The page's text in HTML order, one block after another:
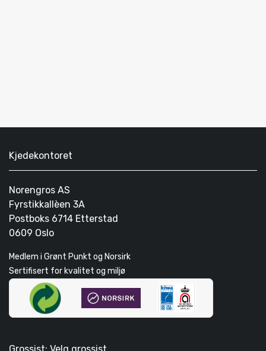
Kjedekontoret
Norengros AS
Fyrstikkallèen 3A
Postboks 6714 Etterstad
0609 Oslo
Medlem i Grønt Punkt og Norsirk
Sertifisert for kvalitet og miljø